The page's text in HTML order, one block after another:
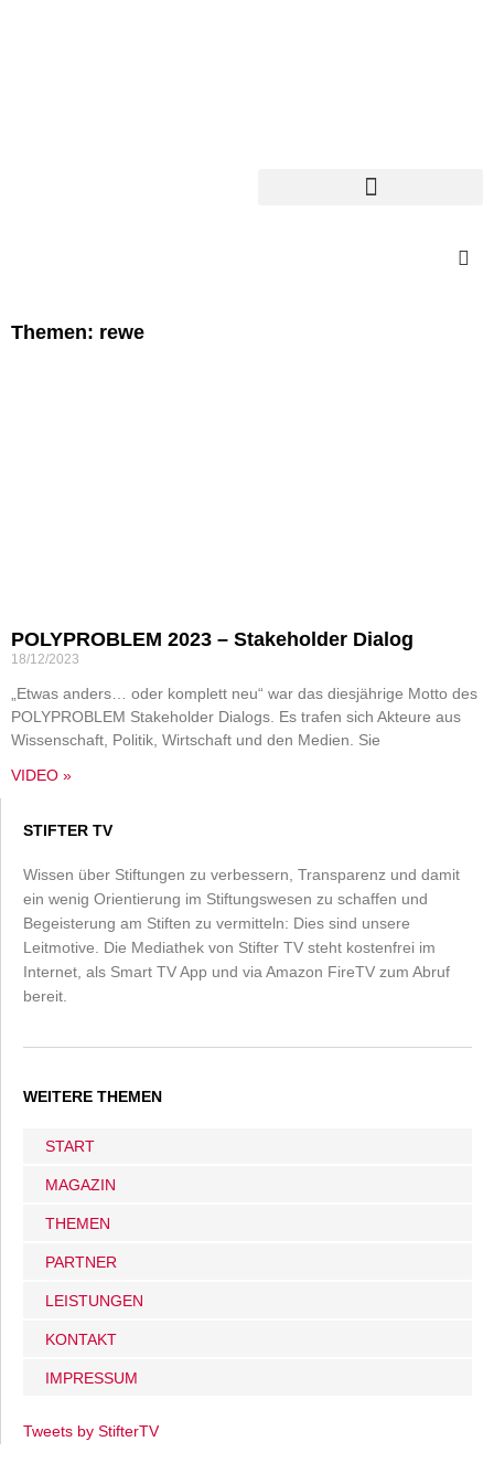
Themen: rewe
POLYPROBLEM 2023 – Stakeholder Dialog
18/12/2023
„Etwas anders… oder komplett neu“ war das diesjährige Motto des
POLYPROBLEM Stakeholder Dialogs. Es trafen sich Akteure aus
Wissenschaft, Politik, Wirtschaft und den Medien. Sie
VIDEO »
STIFTER TV
Wissen über Stiftungen zu verbessern, Transparenz und damit
ein wenig Orientierung im Stiftungswesen zu schaffen und
Begeisterung am Stiften zu vermitteln: Dies sind unsere
Leitmotive. Die Mediathek von Stifter TV steht kostenfrei im
Internet, als Smart TV App und via Amazon FireTV zum Abruf
bereit.
WEITERE THEMEN
START
MAGAZIN
THEMEN
PARTNER
LEISTUNGEN
KONTAKT
IMPRESSUM
Tweets by StifterTV